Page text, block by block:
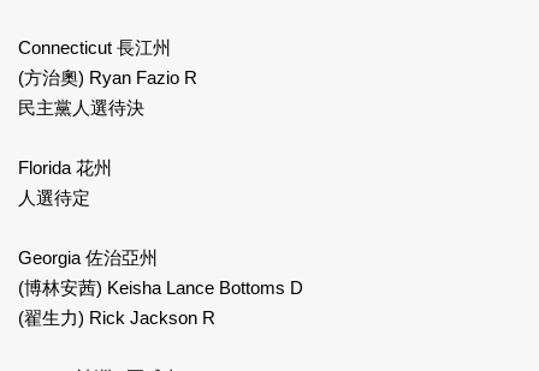
Connecticut 長江州
(方治奧) Ryan Fazio R
民主黨人選待決
Florida 花州
人選待定
Georgia 佐治亞州
(博林安茜) Keisha Lance Bottoms D
(翟生力) Rick Jackson R